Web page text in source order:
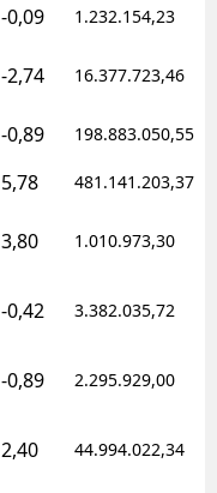
-0,09 1.232.154,23
-2,74 16.377.723,46
-0,89 198.883.050,55
5,78 481.141.203,37
3,80 1.010.973,30
-0,42 3.382.035,72
-0,89 2.295.929,00
2,40 44.994.022,34